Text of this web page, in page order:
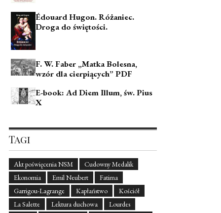
Édouard Hugon. Różaniec.
Droga do świętości.
F. W. Faber „Matka Bolesna,
wzór dla cierpiących” PDF
E-book: Ad Diem Illum, św. Pius
X
Tagi
Akt poświęcenia NSM
Cudowny Medalik
Ekonomia
Emil Neubert
Fatima
Garrigou-Lagrange
Kapłaństwo
Kościół
La Salette
Lektura duchowa
Lourdes